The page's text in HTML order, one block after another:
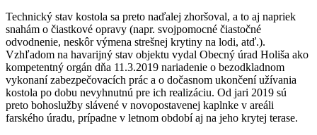
Technický stav kostola sa preto naďalej zhoršoval, a to aj napriek
snahám o čiastkové opravy (napr. svojpomocné čiastočné
odvodnenie, neskôr výmena strešnej krytiny na lodi, atď.).
Vzhľadom na havarijný stav objektu vydal Obecný úrad Holiša ako
kompetentný orgán dňa 11.3.2019 nariadenie o bezodkladnom
vykonaní zabezpečovacích prác a o dočasnom ukončení užívania
kostola po dobu nevyhnutnú pre ich realizáciu. Od jari 2019 sú
preto bohoslužby slávené v novopostavenej kaplnke v areáli
farského úradu, prípadne v letnom období aj na jeho krytej terase.